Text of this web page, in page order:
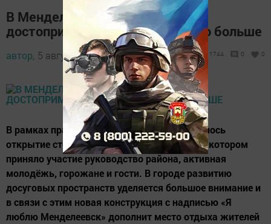
В Менделеевске одной
достопримечательностью стало больше
автор, 5 августа 2016 - 20:40 1744 0 0
В рамках празднования Дня города состоялось
открытие стелы «Я люблю Менделеевск», в котором
приняло участие руководство района, активная
молодёжь, горожане и гости. В городе развитию
досуговых пространств уделяется большое внимание и
в связи с этим новая конструкция с надписью «Я
люблю Менделеевск» дополнит место отдыха жителей